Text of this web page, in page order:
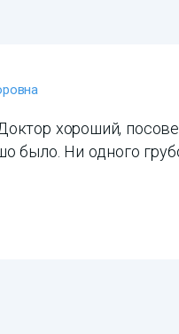
хороший,
было. Ни одного